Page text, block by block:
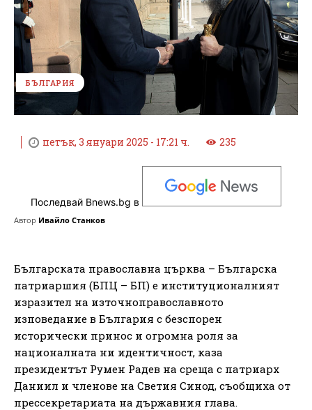
БЪЛГАРИЯ
петък, 3 януари 2025 - 17:21 ч. 235
Последвай Bnews.bg в
Автор Ивайло Станков
Българската православна църква – Българска
патриаршия (БПЦ – БП) е институционалният
изразител на източноправославното
изповедание в България с безспорен
исторически принос и огромна роля за
националната ни идентичност, каза
президентът Румен Радев на среща с патриарх
Даниил и членове на Светия Синод, съобщиха от
прессекретариата на държавния глава.